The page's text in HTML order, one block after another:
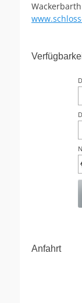
Anfahrt